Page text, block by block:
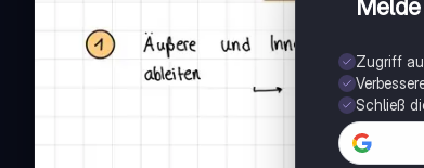
Zugriff
Schließ